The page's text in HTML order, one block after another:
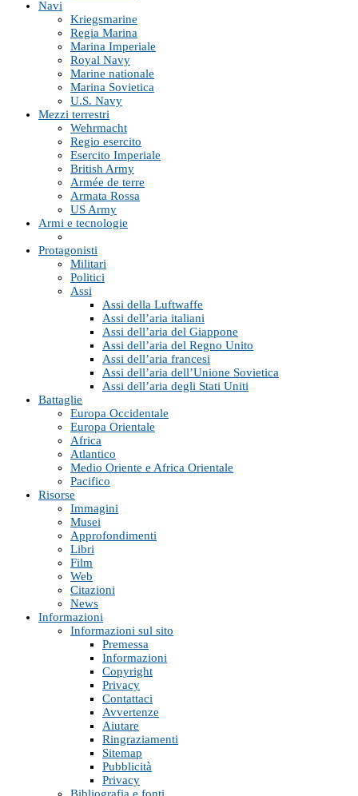
Navi
Kriegsmarine
Regia Marina
Marina Imperiale
Royal Navy
Marine nationale
Marina Sovietica
U.S. Navy
Mezzi terrestri
Wehrmacht
Regio esercito
Esercito Imperiale
British Army
Armée de terre
Armata Rossa
US Army
Armi e tecnologie
Protagonisti
Militari
Politici
Assi
Assi della Luftwaffe
Assi dell’aria italiani
Assi dell’aria del Giappone
Assi dell’aria del Regno Unito
Assi dell’aria francesi
Assi dell’aria dell’Unione Sovietica
Assi dell’aria degli Stati Uniti
Battaglie
Europa Occidentale
Europa Orientale
Africa
Atlantico
Medio Oriente e Africa Orientale
Pacifico
Risorse
Immagini
Musei
Approfondimenti
Libri
Film
Web
Citazioni
News
Informazioni
Informazioni sul sito
Premessa
Informazioni
Copyright
Privacy
Contattaci
Avvertenze
Aiutare
Ringraziamenti
Sitemap
Pubblicità
Privacy